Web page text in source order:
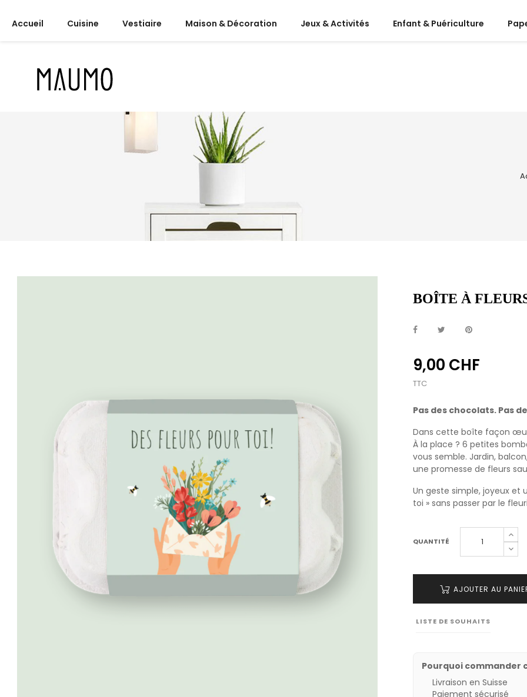
Accueil Cuisine Vestiaire Maison & Décoration Jeux & Activités Enfant & Puériculture
BOÎTE À
9,00 CHF
TTC
Pas des chocolats. Pas
Dans cette boîte façon
À la place ? 6 petites
vous semble. Jardin,
une promesse de fleurs
Un geste simple, joyeux et
toi » sans passer par le
QUANTITÉ
AJOUTER AU
LISTE DE SOUHAITS
Pourquoi commander
Livraison en Suisse
Paiement sécurisé